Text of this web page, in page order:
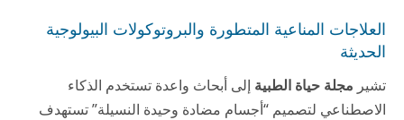
العلاجات المناعية المتطورة والبروتوكولات البيولوجية
الحديثة
تشير مجلة حياة الطبية إلى أبحاث واعدة تستخدم الذكاء
الاصطناعي لتصميم “أجسام مضادة وحيدة النسيلة” تستهدف